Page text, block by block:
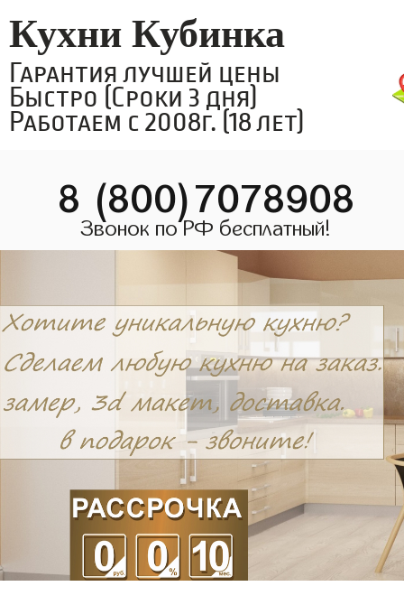
Кухни Кубинка
Гарантия лучшей цены
Быстро (Сроки 3 дня)
Работаем с 2008г. (18 лет)
8 (800)7078908
Звонок по РФ бесплатный!